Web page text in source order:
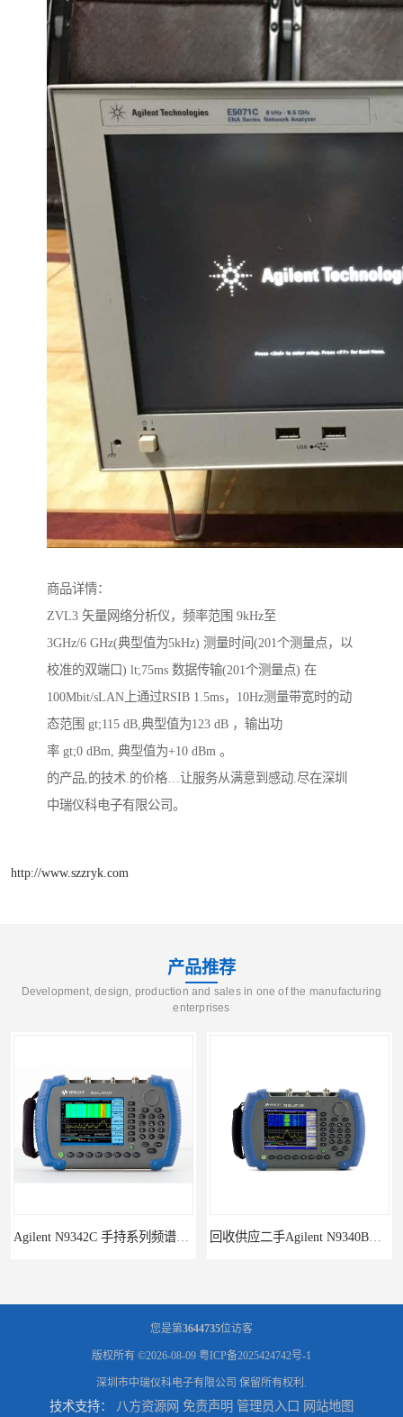
商品详情：
ZVL3 矢量网络分析仪，频率范围 9kHz至
3GHz/6 GHz(典型值为5kHz) 测量时间(201个测量点，以
校准的双端口) lt;75ms 数据传输(201个测量点) 在
100Mbit/sLAN上通过RSIB 1.5ms，10Hz测量带宽时的动
态范围 gt;115 dB,典型值为123 dB ，输出功
率 gt;0 dBm, 典型值为+10 dBm 。
的产品,的技术.的价格…让服务从满意到感动.尽在深圳
中瑞仪科电子有限公司。
http://www.szzryk.com
产品推荐
Development, design, production and sales in one of the manufacturing
enterprises
您是第3644735位访客
版权所有 ©2026-08-09 粤ICP备2025424742号-1
深圳市中瑞仪科电子有限公司 保留所有权利.
技术支持： 八方资源网 免责声明 管理员入口 网站地图